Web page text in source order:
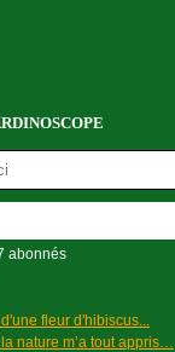
abonnés
fleur d'hibiscus...
nature m’a tout appris…